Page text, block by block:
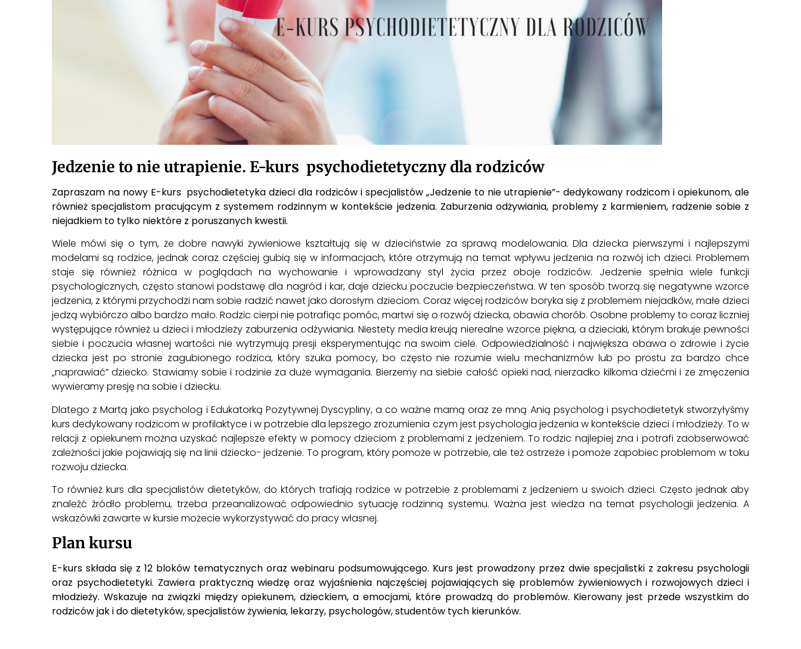
Jedzenie to nie utrapienie. E-kurs psychodietetyczny dla rodziców
Zapraszam na nowy E-kurs psychodietetyka dzieci dla rodziców i specjalistów „Jedzenie to nie utrapienie”- dedykowany rodzicom i opiekunom, ale
również specjalistom pracującym z systemem rodzinnym w kontekście jedzenia. Zaburzenia odżywiania, problemy z karmieniem, radzenie sobie z
niejadkiem to tylko niektóre z poruszanych kwestii.
Wiele mówi się o tym, że dobre nawyki żywieniowe kształtują się w dzieciństwie za sprawą modelowania. Dla dziecka pierwszymi i najlepszymi
modelami są rodzice, jednak coraz częściej gubią się w informacjach, które otrzymują na temat wpływu jedzenia na rozwój ich dzieci. Problemem
staje się również różnica w poglądach na wychowanie i wprowadzany styl życia przez oboje rodziców. Jedzenie spełnia wiele funkcji
psychologicznych, często stanowi podstawę dla nagród i kar, daje dziecku poczucie bezpieczeństwa. W ten sposób tworzą się negatywne wzorce
jedzenia, z którymi przychodzi nam sobie radzić nawet jako dorosłym dzieciom. Coraz więcej rodziców boryka się z problemem niejadków, małe dzieci
jedzą wybiórczo albo bardzo mało. Rodzic cierpi nie potrafiąc pomóc, martwi się o rozwój dziecka, obawia chorób. Osobne problemy to coraz liczniej
występujące również u dzieci i młodzieży zaburzenia odżywiania. Niestety media kreują nierealne wzorce piękna, a dzieciaki, którym brakuje pewności
siebie i poczucia własnej wartości nie wytrzymują presji eksperymentując na swoim ciele. Odpowiedzialność i największa obawa o zdrowie i życie
dziecka jest po stronie zagubionego rodzica, który szuka pomocy, bo często nie rozumie wielu mechanizmów lub po prostu za bardzo chce
„naprawiać” dziecko. Stawiamy sobie i rodzinie za duże wymagania. Bierzemy na siebie całość opieki nad, nierzadko kilkoma dziećmi i ze zmęczenia
wywieramy presję na sobie i dziecku.
Dlatego z Martą jako psycholog i Edukatorką Pozytywnej Dyscypliny, a co ważne mamą oraz ze mną Anią psycholog i psychodietetyk stworzyłyśmy
kurs dedykowany rodzicom w profilaktyce i w potrzebie dla lepszego zrozumienia czym jest psychologia jedzenia w kontekście dzieci i młodzieży. To w
relacji z opiekunem można uzyskać najlepsze efekty w pomocy dzieciom z problemami z jedzeniem. To rodzic najlepiej zna i potrafi zaobserwować
zależności jakie pojawiają się na linii dziecko- jedzenie. To program, który pomoże w potrzebie, ale też ostrzeże i pomoże zapobiec problemom w toku
rozwoju dziecka.
To również kurs dla specjalistów dietetyków, do których trafiają rodzice w potrzebie z problemami z jedzeniem u swoich dzieci. Często jednak aby
znaleźć źródło problemu, trzeba przeanalizować odpowiednio sytuację rodzinną systemu. Ważna jest wiedza na temat psychologii jedzenia. A
wskazówki zawarte w kursie możecie wykorzystywać do pracy własnej.
Plan kursu
E-kurs składa się z 12 bloków tematycznych oraz webinaru podsumowującego. Kurs jest prowadzony przez dwie specjalistki z zakresu psychologii
oraz psychodietetyki. Zawiera praktyczną wiedzę oraz wyjaśnienia najczęściej pojawiających się problemów żywieniowych i rozwojowych dzieci i
młodzieży. Wskazuje na związki między opiekunem, dzieckiem, a emocjami, które prowadzą do problemów. Kierowany jest przede wszystkim do
rodziców jak i do dietetyków, specjalistów żywienia, lekarzy, psychologów, studentów tych kierunków.